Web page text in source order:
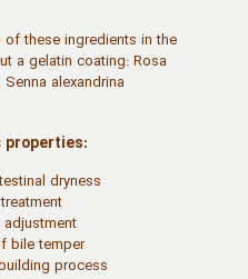
these ingredients in the
a gelatin coating: Rosa
alexandrina
properties:
dryness
bile temper
process